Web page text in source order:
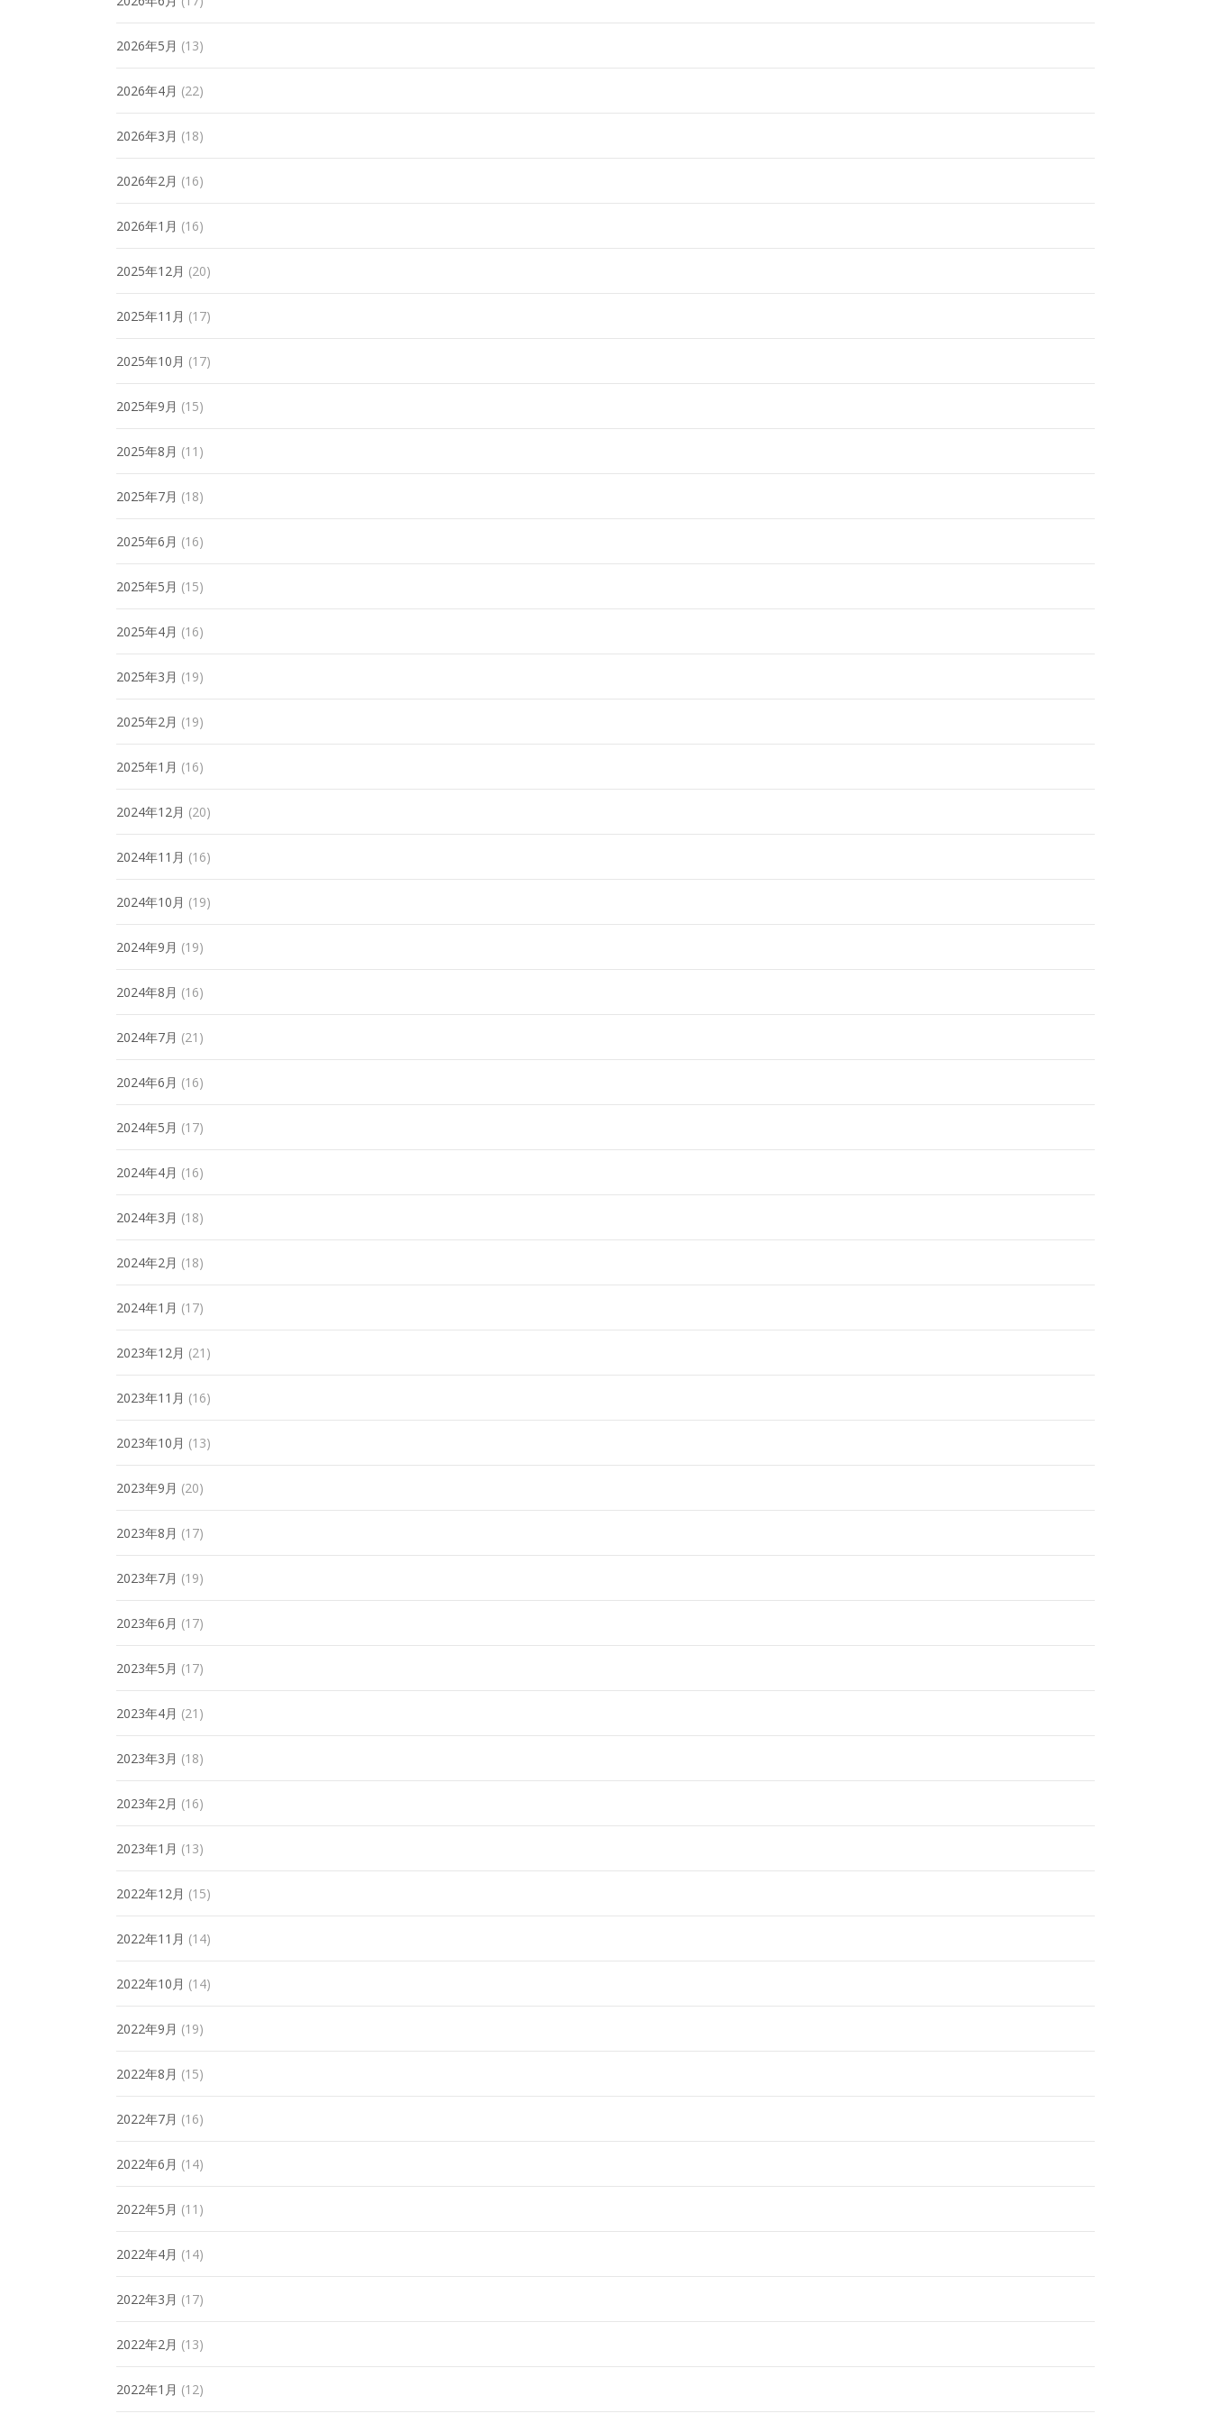
2026年5月 (13)
2026年4月 (22)
2026年3月 (18)
2026年2月 (16)
2026年1月 (16)
2025年12月 (20)
2025年11月 (17)
2025年10月 (17)
2025年9月 (15)
2025年8月 (11)
2025年7月 (18)
2025年6月 (16)
2025年5月 (15)
2025年4月 (16)
2025年3月 (19)
2025年2月 (19)
2025年1月 (16)
2024年12月 (20)
2024年11月 (16)
2024年10月 (19)
2024年9月 (19)
2024年8月 (16)
2024年7月 (21)
2024年6月 (16)
2024年5月 (17)
2024年4月 (16)
2024年3月 (18)
2024年2月 (18)
2024年1月 (17)
2023年12月 (21)
2023年11月 (16)
2023年10月 (13)
2023年9月 (20)
2023年8月 (17)
2023年7月 (19)
2023年6月 (17)
2023年5月 (17)
2023年4月 (21)
2023年3月 (18)
2023年2月 (16)
2023年1月 (13)
2022年12月 (15)
2022年11月 (14)
2022年10月 (14)
2022年9月 (19)
2022年8月 (15)
2022年7月 (16)
2022年6月 (14)
2022年5月 (11)
2022年4月 (14)
2022年3月 (17)
2022年2月 (13)
2022年1月 (12)